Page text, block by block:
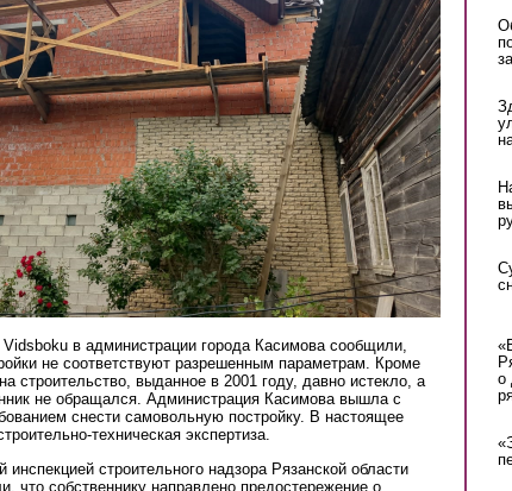
Vidsboku в администрации города Касимова сообщили,
не соответствуют разрешенным параметрам. Кроме
строительство, выданное в 2001 году, давно истекло, а
не обращался. Администрация Касимова вышла с
снести самовольную постройку. В настоящее
техническая экспертиза.
инспекцией строительного надзора Рязанской области
что собственнику направлено предостережение о
о